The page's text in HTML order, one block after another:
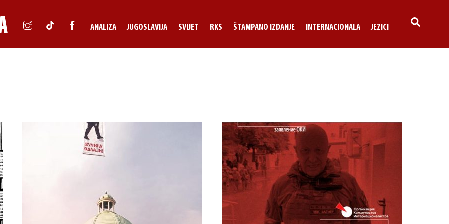
ANALIZA JUGOSLAVIJA SVIJET RKS ŠTAMPANO IZDANJE INTERNACIONALA JEZICI